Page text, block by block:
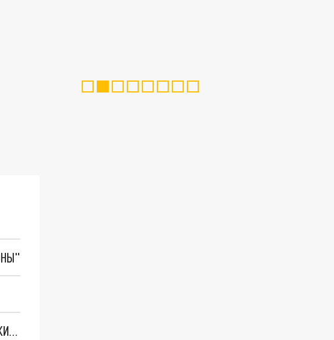
НОВОЕ МАСШТАБНЕЙШЕЕ НАСТУПЛЕНИЕ. ТРИ УЛЬТИМАТУМА ЗЕЛЕНСКОГО ПУТИНУ. "ЛЬВОВ КИМА" ПОСТАВЯТ НА ПВО? ГЛОБАЛЬНЫЙ ПРОРЫВ ПОД ЗАПОРОЖЬЕМ